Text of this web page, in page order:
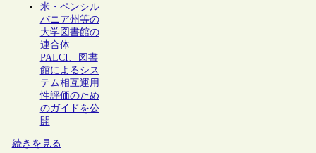
米・ペンシル
バニア州等の
大学図書館の
連合体
PALCI、図書
館によるシス
テム相互運用
性評価のため
のガイドを公
開
続きを見る